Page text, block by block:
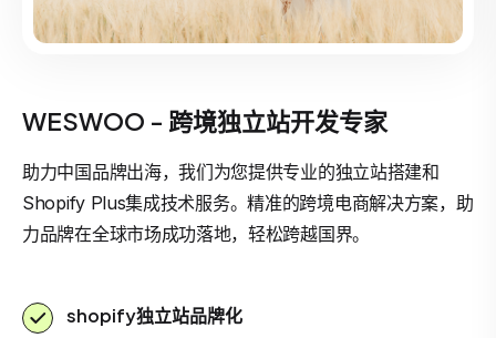
WESWOO - 跨境独立站开发专家
助力中国品牌出海，我们为您提供专业的独立站搭建和
Shopify Plus集成技术服务。精准的跨境电商解决方案，助
力品牌在全球市场成功落地，轻松跨越国界。
shopify独立站品牌化